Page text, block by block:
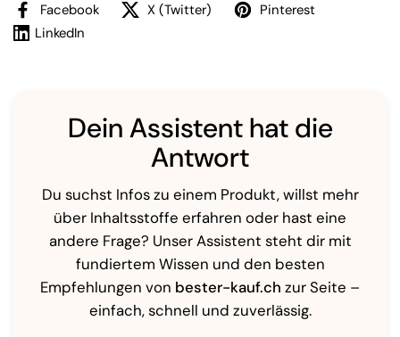
Facebook X (Twitter)
Pinterest
LinkedIn
Dein Assistent hat die
Antwort
Du suchst Infos zu einem Produkt, willst mehr
über Inhaltsstoffe erfahren oder hast eine
andere Frage? Unser Assistent steht dir mit
fundiertem Wissen und den besten
Empfehlungen von bester-kauf.ch zur Seite –
einfach, schnell und zuverlässig.